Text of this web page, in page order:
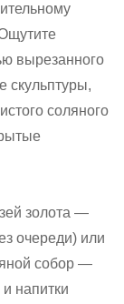
вырезанного
скульптуры,
соляного
золота —
очереди) или
собор —
напитки